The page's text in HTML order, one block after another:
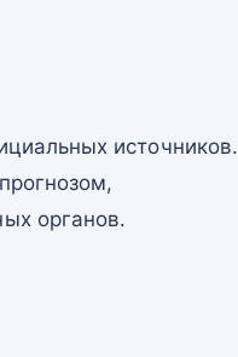
источников.
органов.